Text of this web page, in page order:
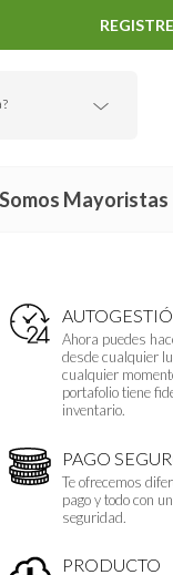
Somos Mayoristas
Ahora puedes
desde cualquier
cualquier
portafolio tiene
inventario.
PAGO
Te ofrecemos
pago y todo con
seguridad.
PRODUCTO